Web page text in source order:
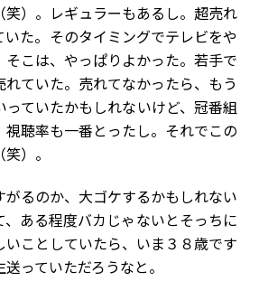
）。レギュラーもあるし。超売れ
いた。そのタイミングでテレビをや
こは、やっぱりよかった。若手で
ていた。売れてなかったら、もう
っていたかもしれないけど、冠番組
視聴率も一番とったし。それでこの
）。
るのか、大ゴケするかもしれない
ある程度バカじゃないとそっちに
いことしていたら、いま３８歳です
っていただろうなと。